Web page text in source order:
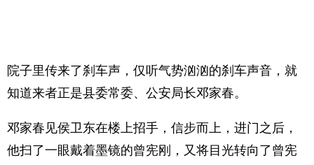
院子里传来了刹车声，仅听气势汹汹的刹车声音，就
知道来者正是县委常委、公安局长邓家春。
邓家春见侯卫东在楼上招手，信步而上，进门之后，
他扫了一眼戴着墨镜的曾宪刚，又将目光转向了曾宪